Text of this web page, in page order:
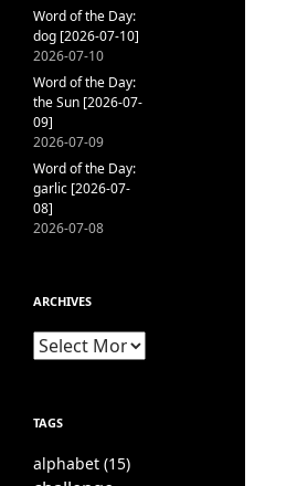
Word of the Day:
dog [2026-07-10]
2026-07-10
Word of the Day:
the Sun [2026-07-
09]
2026-07-09
Word of the Day:
garlic [2026-07-
08]
2026-07-08
ARCHIVES
Archives
TAGS
alphabet (15)